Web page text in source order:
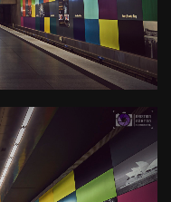
: 24mm |
: ISO-160
0